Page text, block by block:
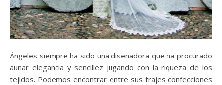
Ángeles siempre ha sido una diseñadora que ha procurado
aunar elegancia y sencillez jugando con la riqueza de los
tejidos. Podemos encontrar entre sus trajes confecciones